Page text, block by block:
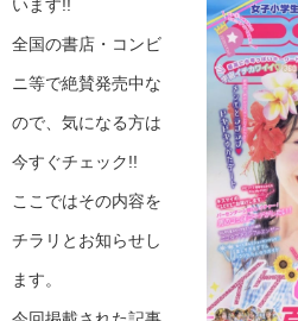
います!!
全国の書店・コンビ
ニ等で絶賛発売中な
ので、気になる方は
今すぐチェック!!
ここではその内容を
チラリとお知らせし
ます。